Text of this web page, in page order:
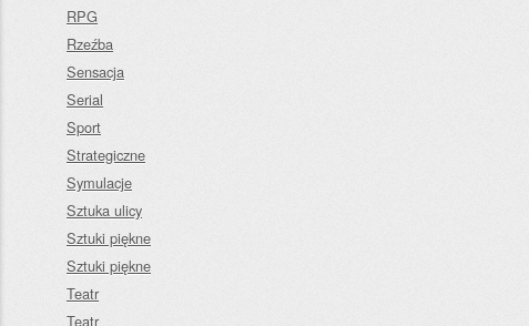
RPG
Rzeźba
Sensacja
Serial
Sport
Strategiczne
Symulacje
Sztuka ulicy
Sztuki piękne
Sztuki piękne
Teatr
Teatr